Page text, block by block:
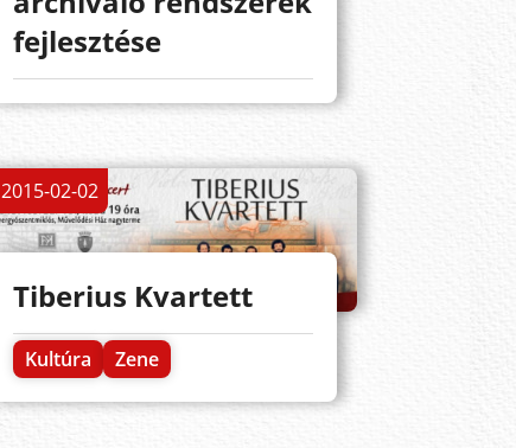
fejlesztése
2015-02-02
Tiberius Kvartett
Kultúra Zene